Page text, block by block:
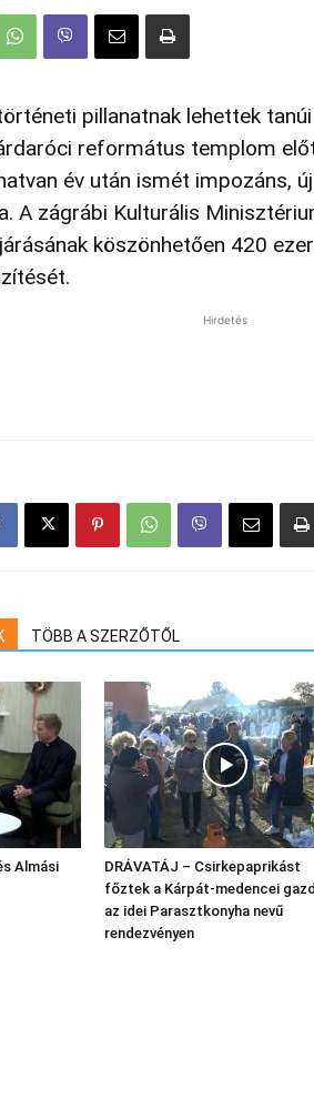
pillanatnak lehettek
református templom
év után ismét impozáns,
A zágrábi Kulturális
köszönhetően 420
Hirdetés
TÖBB A SZERZŐTŐL
Almási
DRÁVATÁJ – Csirkepaprikást
főztek a Kárpát-medencei
az idei Parasztkonyha nevű
rendezvényen